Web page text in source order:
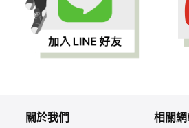
關於我們 相關網